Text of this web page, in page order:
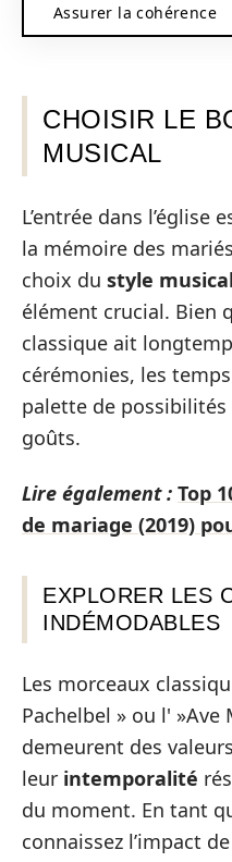
Assurer la cohérence
CHOISIR LE
MUSICAL
L’entrée dans
la mémoire des
choix du style musical
élément crucial. Bien
classique ait
cérémonies, les
palette de possibilités
goûts.
Lire également : Top
de mariage (2019)
EXPLORER LES
INDÉMODABLES
Les morceaux
Pachelbel » ou l' »Ave
demeurent des
leur intemporalité
du moment. En tant
connaissez l’impact